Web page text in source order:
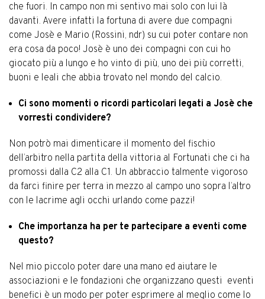
che fuori. In campo non mi sentivo mai solo con lui là
davanti. Avere infatti la fortuna di avere due compagni
come Josè e Mario (Rossini, ndr) su cui poter contare non
era cosa da poco! Josè è uno dei compagni con cui ho
giocato più a lungo e ho vinto di più, uno dei più corretti,
buoni e leali che abbia trovato nel mondo del calcio.
Ci sono momenti o ricordi particolari legati a Josè che
vorresti condividere?
Non potrò mai dimenticare il momento del fischio
dell’arbitro nella partita della vittoria al Fortunati che ci ha
promossi dalla C2 alla C1. Un abbraccio talmente vigoroso
da farci finire per terra in mezzo al campo uno sopra l’altro
con le lacrime agli occhi urlando come pazzi!
Che importanza ha per te partecipare a eventi come
questo?
Nel mio piccolo poter dare una mano ed aiutare le
associazioni e le fondazioni che organizzano questi eventi
benefici è un modo per poter esprimere al meglio come lo